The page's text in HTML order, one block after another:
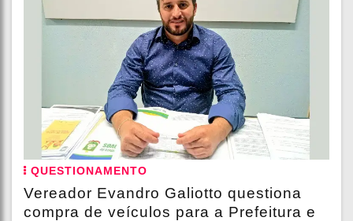
QUESTIONAMENTO
Vereador Evandro Galiotto questiona
compra de veículos para a Prefeitura e